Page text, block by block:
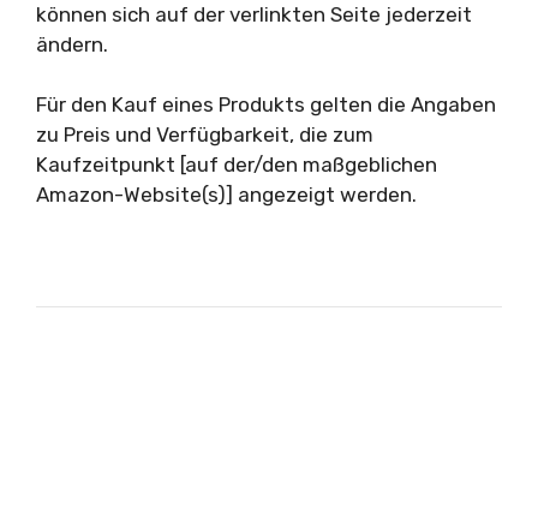
können sich auf der verlinkten Seite jederzeit
ändern.
Für den Kauf eines Produkts gelten die Angaben
zu Preis und Verfügbarkeit, die zum
Kaufzeitpunkt [auf der/den maßgeblichen
Amazon-Website(s)] angezeigt werden.